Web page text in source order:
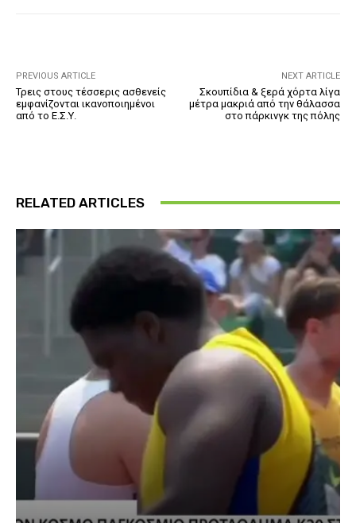
PREVIOUS ARTICLE
Τρεις στους τέσσερις ασθενείς
εμφανίζονται ικανοποιημένοι
από το Ε.Σ.Υ.
NEXT ARTICLE
Σκουπίδια & ξερά χόρτα λίγα
μέτρα μακριά από την θάλασσα
στο πάρκινγκ της πόλης
RELATED ARTICLES